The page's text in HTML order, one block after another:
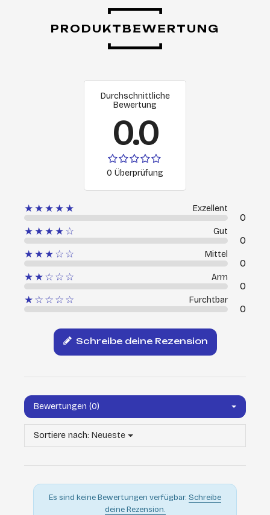
PRODUKTBEWERTUNG
Durchschnittliche
Bewertung
0.0
0 Überprüfung
★★★★★ Exzellent
0
★★★★☆
Gut
0
★★★☆☆
Mittel
0
★★☆☆☆
Arm
0
★☆☆☆☆
Furchtbar
0
Schreibe deine Rezension
Bewertungen (0)
Sortiere nach: Neueste
Es sind keine Bewertungen verfügbar. Schreibe
deine Rezension.